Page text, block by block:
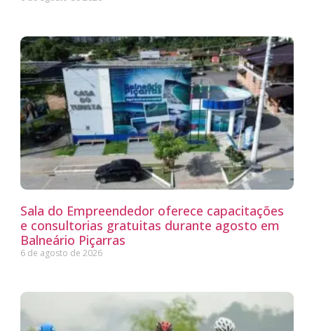
Sala do Empreendedor oferece capacitações
e consultorias gratuitas durante agosto em
Balneário Piçarras
6 de agosto de 2026